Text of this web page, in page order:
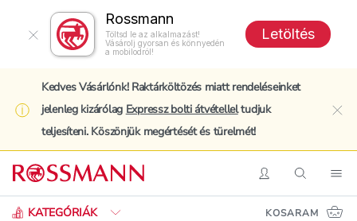
Rossmann
Töltsd le az alkalmazást!
Vásárolj gyorsan és könnyedén
a mobilodról!
Letöltés
Kedves Vásárlónk! Raktárköltözés miatt rendeléseinket
jelenleg kizárólag Expressz bolti átvételleltudjuk
teljesíteni. Köszönjük megértését és türelmét!
BelépésKeresés
KATEGÓRIÁK
Keresés
KOSARAM